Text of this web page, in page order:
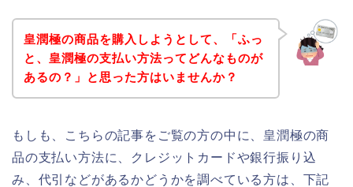
皇潤極の商品を購入しようとして、「ふっ
と、皇潤極の支払い方法ってどんなものが
あるの？」と思った方はいませんか？
もしも、こちらの記事をご覧の方の中に、皇潤極の商
品の支払い方法に、クレジットカードや銀行振り込
み、代引などがあるかどうかを調べている方は、下記